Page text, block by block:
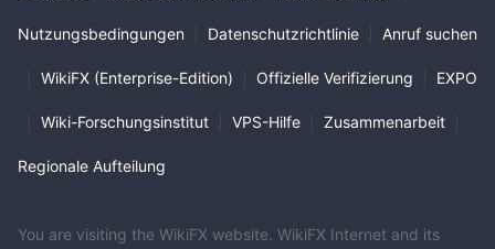
Nutzungsbedingungen Datenschutzrichtlinie Anruf suchen
WikiFX (Enterprise-Edition) Offizielle Verifizierung EXPO
Wiki-Forschungsinstitut VPS-Hilfe Zusammenarbeit
Regionale Aufteilung
You are visiting the WikiFX website. WikiFX Internet and its